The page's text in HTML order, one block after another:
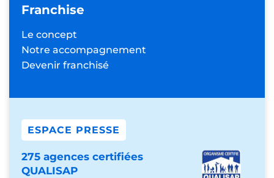
Franchise
Le concept
Notre accompagnement
Devenir franchisé
ESPACE PRESSE
275 agences certifiées
QUALISAP